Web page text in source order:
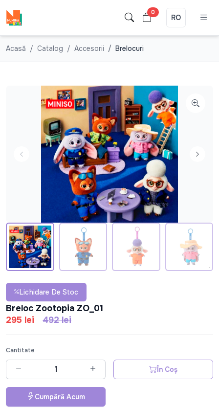
0
RO
Acasă Catalog Accesorii Brelocuri
Lichidare De Stoc
Breloc Zootopia ZO_01
295 lei
492 lei
Cantitate
În Coș
Cumpără Acum